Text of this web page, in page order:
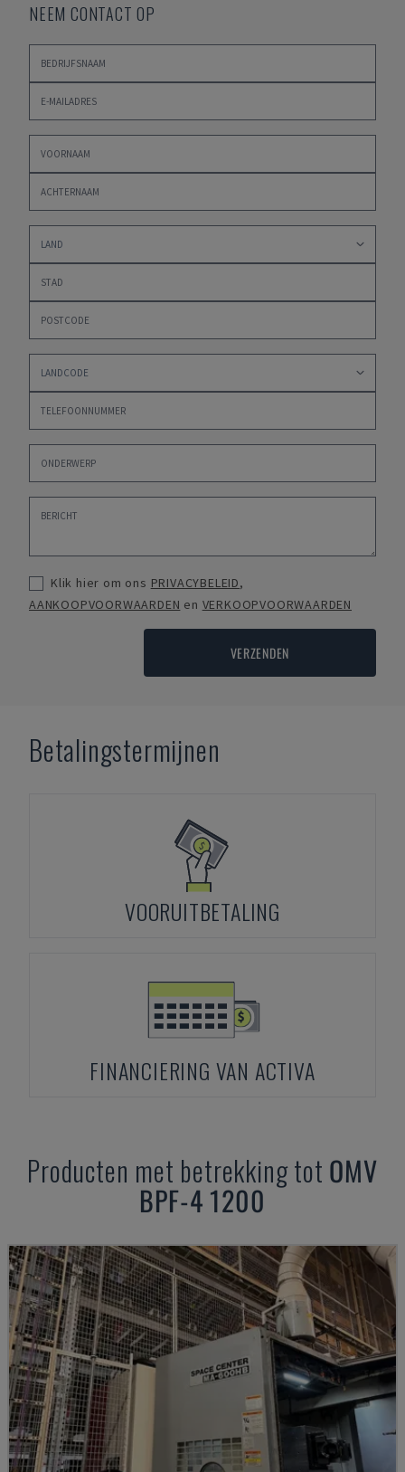
NEEM CONTACT OP
Klik hier om ons PRIVACYBELEID,
AANKOOPVOORWAARDEN en VERKOOPVOORWAARDEN
VERZENDEN
Betalingstermijnen
VOORUITBETALING
FINANCIERING VAN ACTIVA
Producten met betrekking tot OMV
BPF-4 1200